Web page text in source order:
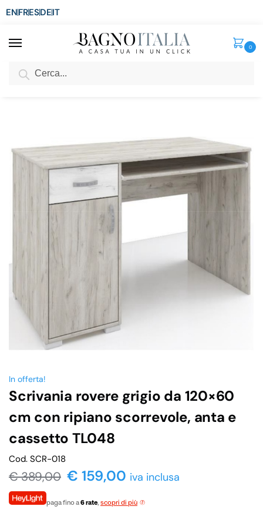
ENFRESDEIT
0
SCONTO del 3%
In offerta!
Scrivania rovere grigio da 120×60
cm con ripiano scorrevole, anta e
cassetto TL048
Cod. SCR-018
€389,00 € 159,00 iva inclusa
paga fino a6 rate, scopri di più